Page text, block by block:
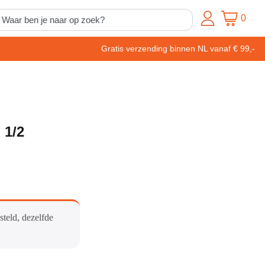
0
Gratis verzending binnen NL vanaf € 99,-
1/2
dezelfde